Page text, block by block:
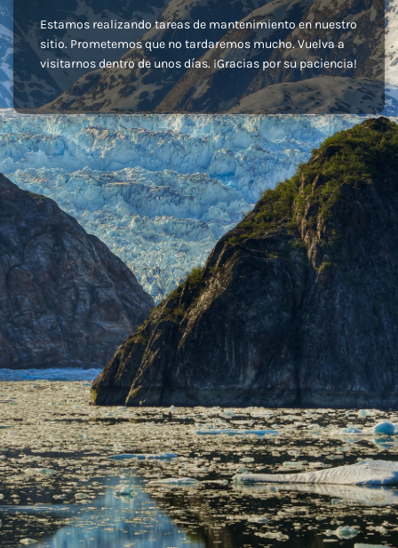
Estamos realizando tareas de mantenimiento en nuestro
sitio. Prometemos que no tardaremos mucho. Vuelva a
visitarnos dentro de unos días. ¡Gracias por su paciencia!